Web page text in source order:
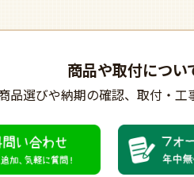
商品や取付につい
品選びや納期の確認、 取付・工